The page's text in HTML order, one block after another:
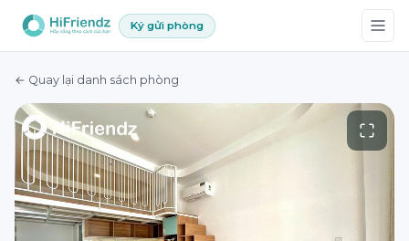
Ký gửi phòng
← Quay lại danh sách phòng